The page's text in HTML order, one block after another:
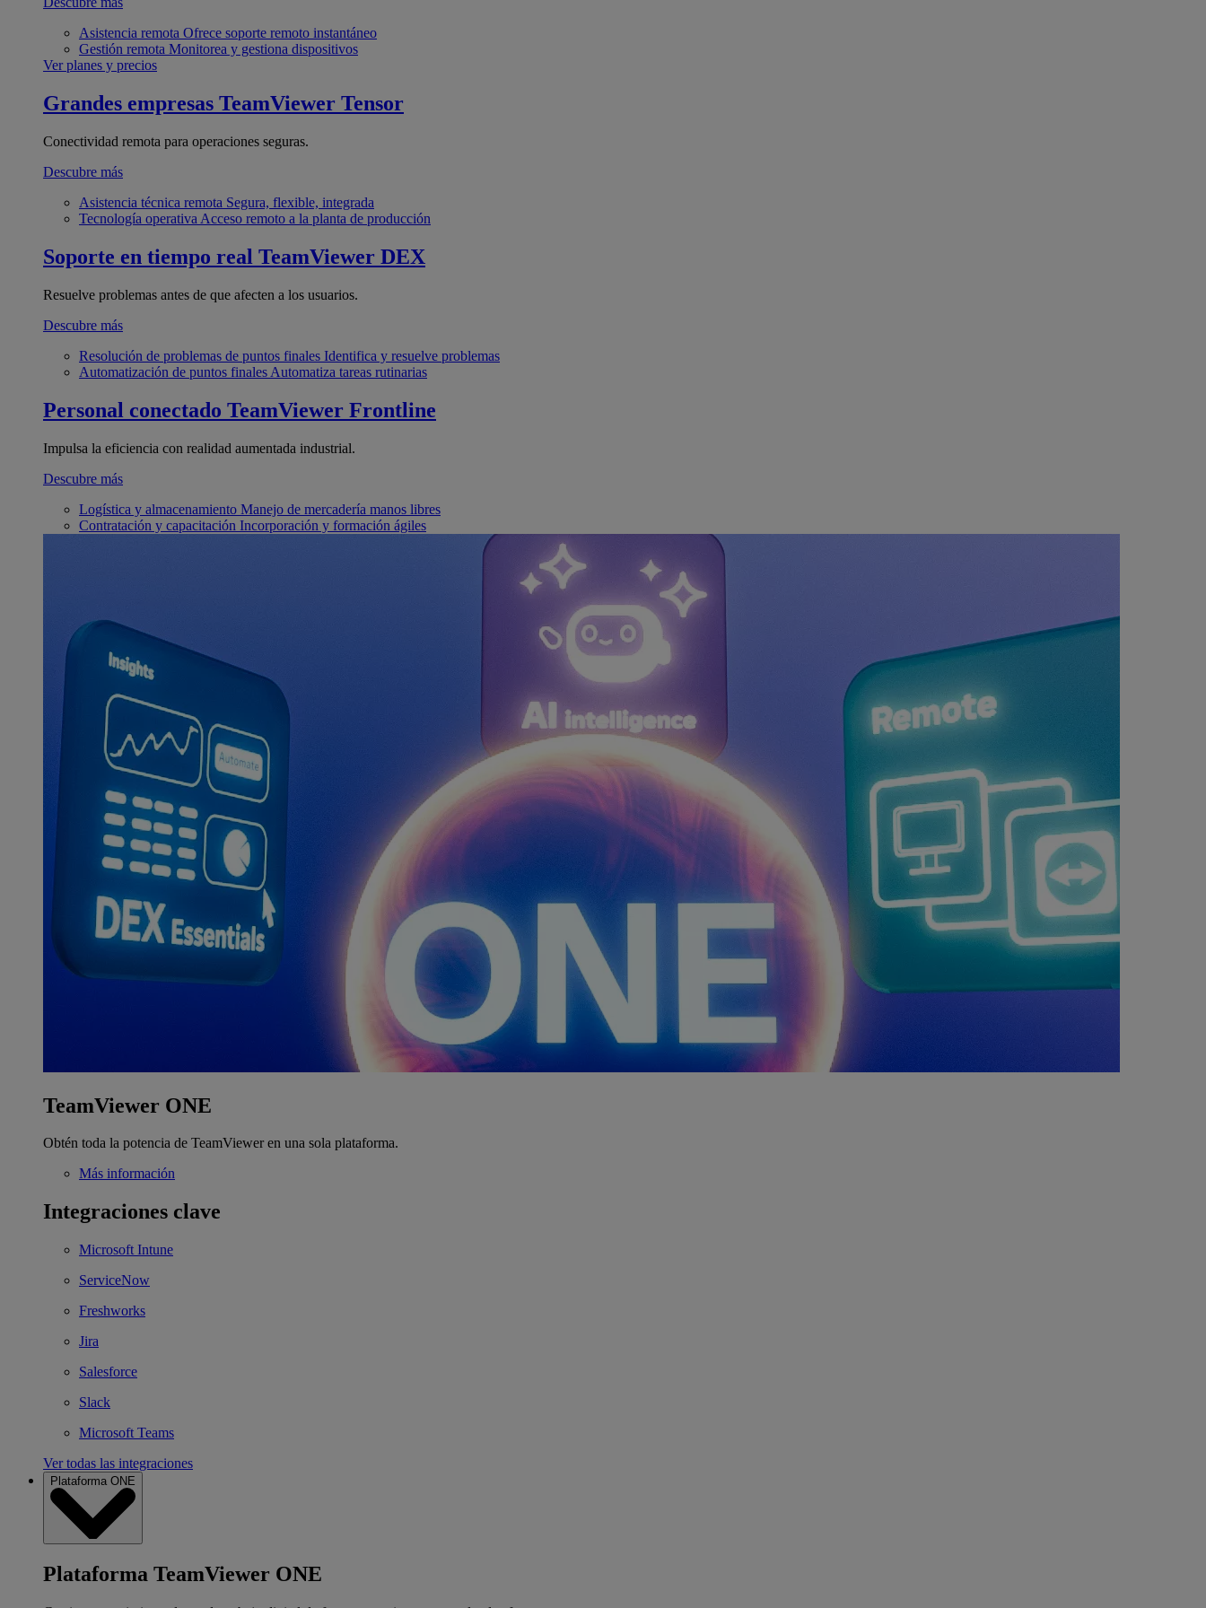
Asistencia remota Ofrece soporte remoto instantáneo
Gestión remota Monitorea y gestiona dispositivos
Ver planes y precios
Grandes empresas TeamViewer Tensor
Conectividad remota para operaciones seguras.
Descubre más
Asistencia técnica remota Segura, flexible, integrada
Tecnología operativa Acceso remoto a la planta de producción
Soporte en tiempo real TeamViewer DEX
Resuelve problemas antes de que afecten a los usuarios.
Descubre más
Resolución de problemas de puntos finales Identifica y resuelve problemas
Automatización de puntos finales Automatiza tareas rutinarias
Personal conectado TeamViewer Frontline
Impulsa la eficiencia con realidad aumentada industrial.
Descubre más
Logística y almacenamiento Manejo de mercadería manos libres
Contratación y capacitación Incorporación y formación ágiles
TeamViewer ONE
Obtén toda la potencia de TeamViewer en una sola plataforma.
Más información
Integraciones clave
Microsoft Intune
ServiceNow
Freshworks
Jira
Salesforce
Slack
Microsoft Teams
Ver todas las integraciones
Plataforma ONE
Plataforma TeamViewer ONE